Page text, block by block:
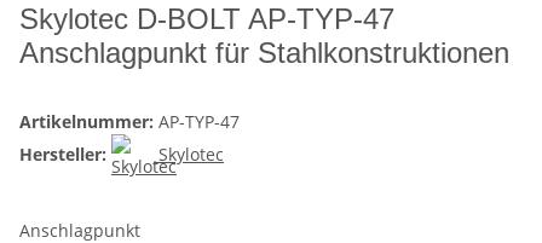
Skylotec D-BOLT AP-TYP-47
Anschlagpunkt für Stahlkonstruktionen
Artikelnummer: AP-TYP-47
Hersteller:
Skylotec
Anschlagpunkt